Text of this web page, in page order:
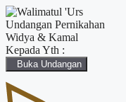
Undangan Pernikahan
Widya & Kamal
Kepada Yth :
Buka Undangan